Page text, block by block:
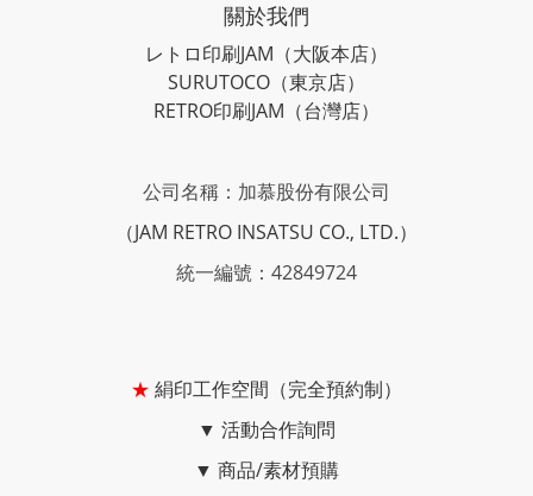
關於我們
レトロ印刷JAM （大阪本店）
SURUTOCO （東京店）
RETRO印刷JAM （台灣店）
公司名稱：加慕股份有限公司
（JAM RETRO INSATSU CO., LTD.）
統一編號：42849724
★ 絹印工作空間（完全預約制）
▼ 活動合作詢問
▼ 商品/素材預購